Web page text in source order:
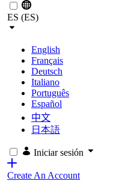
ES (ES)
English
Français
Deutsch
Italiano
Português
Español
中文
日本語
Iniciar sesión
Create An Account